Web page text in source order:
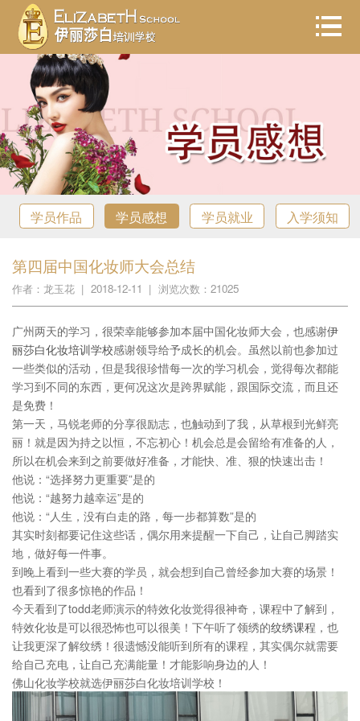
入学须知
学员就业
学员感想
学员作品
第四届中国化妆师大会总结
作者：龙玉花 | 2018-12-11 | 浏览次数：21025
广州两天的学习，很荣幸能够参加本届中国化妆师大会，也感谢伊
丽莎白化妆培训学校感谢领导给予成长的机会。虽然以前也参加过
一些类似的活动，但是我很珍惜每一次的学习机会，觉得每次都能
学习到不同的东西，更何况这次是跨界赋能，跟国际交流，而且还
是免费！
第一天，马锐老师的分享很励志，也触动到了我，从草根到光鲜亮
丽！就是因为持之以恒，不忘初心！机会总是会留给有准备的人，
所以在机会来到之前要做好准备，才能快、准、狠的快速出击！
他说：“选择努力更重要”是的
他说：“越努力越幸运”是的
他说：“人生，没有白走的路，每一步都算数”是的
其实时刻都要记住这些话，偶尔用来提醒一下自己，让自己脚踏实
地，做好每一件事。
到晚上看到一些大赛的学员，就会想到自己曾经参加大赛的场景！
也看到了很多惊艳的作品！
今天看到了todd老师演示的特效化妆觉得很神奇，课程中了解到，
特效化妆是可以很恐怖也可以很美！下午听了领绣的纹绣课程 ，也
让我更深了解纹绣！很遗憾没能听到所有的课程，其实偶尔就需要
给自己充电，让自己充满能量！才能影响身边的人！
佛山化妆学校就选伊丽莎白化妆培训学校！